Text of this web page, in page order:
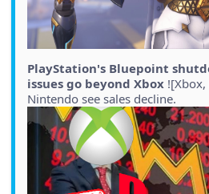
PlayStation's Bluepoint
issues go beyond Xbox
Nintendo see sales decline.